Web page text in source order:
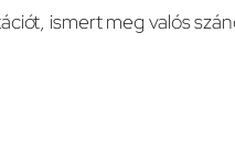
ismert meg valós